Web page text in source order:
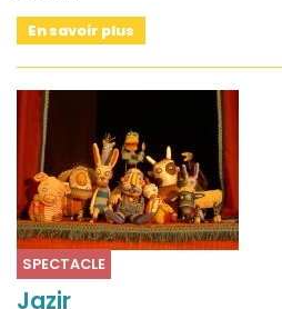
En savoir plus
SPECTACLE
Jazir